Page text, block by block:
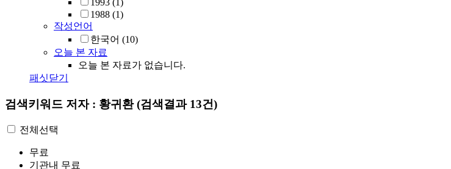
1993 (1)
1988 (1)
작성언어
한국어 (10)
오늘 본 자료
오늘 본 자료가 없습니다.
패싯닫기
검색키워드 저자 : 황귀환(검색결과 13건)
전체선택
무료
기관내 무료